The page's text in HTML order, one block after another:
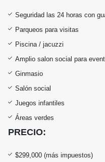
Seguridad las 24 horas con
Parqueos para visitas
Piscina / jacuzzi
Amplio salon social para
Ginmasio
Salón social
Juegos infantiles
Áreas verdes
PRECIO:
$299,000 (más impuestos)